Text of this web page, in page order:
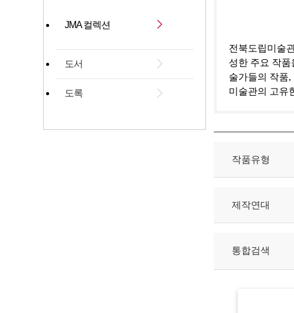
JMA 컬렉션
도서
도록
전북도립미술
성한 주요 작
술가들의 작품
미술관의 고유
작품유형
제작연대
통합검색